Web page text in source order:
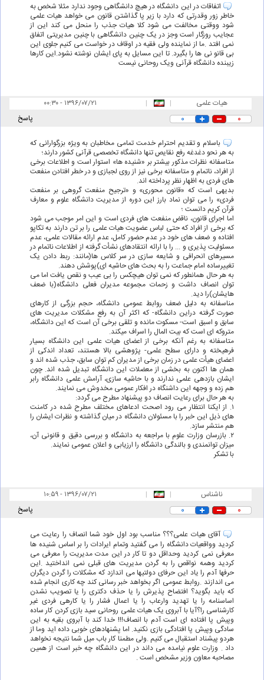
اتفاقات در این دانشگاه در هیچ دانشگاهی وجود ندارد مثلا شخص به
خاطر زور وقدرتی که دارد با زیر پا گذاشتن قانون می خواهد هیات علمی
شود ووقتی مخالفت می شود کلا هیات جذب را منحل می کند این از
عجایب روزگار است وجز در یک چنین دانشگاهی با چنین مدیریتی اتفاق
نمی افتد .ما از نماینده ولی فقیه در اوقاف در خواست می کنیم جلوی این
بی قانو نی ها را بگیرد. تا این مسایل به پای ایشان نوشته نشود.این کارها
زیبنده دانشگاه قرآنی ویک روحانی نیست
هیات علمی |
| ۰۰:۳۰ - ۱۳۹۶/۰۷/۲۱
۰ ۰ پاسخ
باسلام و تقدیم احترام خدمت تمامی مخاطبان به ویژه بزرگوارانی که
به هر نحو دغدغه رفع نقایص تنها دانشگاه تخصصی قرآنی کشور دارند؛
متاسفانه نظرات مذکور بیشتر بر «شنیده ها» استوار است و اطلاعات برخی
از افراد، ناتمام و متاسفانه برخی نیز از روی لجبازی و در خطر افتادن منفعت
های فردی به اظهار نظر پرداخته اند.
بدیهی است که «قانون محوری» و «ترجیح منفعت گروهی بر منفعت
فردی» را می توان نماد بارز این دوره از مدیریت دانشگاه علوم و معارف
قرآن کریم دانست ؛
اما اجرای قانون، ناقض منفعت های فردی است و این امر موجب می شود
که برخی از افراد که حتی لباس عضویت هیات علمی را بر تن دارند به تکاپو
افتاده و ضعف های خود در عدم حضور کامل، عدم ارائه مقالات علمی، عدم
مسئولیت پذیری و ... را با ارائه انتقادهای نشأت گرفته از اطلاعات ناتمام در
مسیرهای انحرافی و شایعه سازی در سر کلاس ها(مانند: ربط دادن یک
تغییرساده امام جماعت را به بحث های حاشیه ای)پوشش دهند.
به هر حال همانطور که نمی توان هیچکس را بی عیب و نقص یافت اما می
توان انصاف داشت و زحمات مجموعه مدیران فعلی دانشگاه(با ضعف
هایشان)را دید.
مناسفانه به دلیل ضعف روابط عمومی دانشگاه، حجم بزرگی از کارهای
صورت گرفته دراین دانشگاه- که اکثر آن به رفع مشکلات مدیریت های
سابق و اسبق است- مسکوت مانده و تلقی برخی آن است که این دانشگاه،
متروکه ای است که بیت المال را اسراف میکند.
متاسفانه به رغم آنکه برخی از اعضای هیات علمی این دانشگاه بسیار
فرهیخته و دارای سطح علمی- پژوهشی بالا هستند، تعداد اندکی از
اعضای هیأت علمی در زمان برخی از مدیران کم توان سابق، جذب شده اند و
همان ها اکنون به بخشی از معضلات این دانشگاه تبدیل شده اند. چون
ایشان بازدهی علمی ندارند و با حاشیه سازی، آرامش علمی دانشگاه رابر
هم زده و وجهه این داشنگاه در افکار عمومی مخدوش می نمایند.
به هر حال برای رعایت انصاف دو پیشنهاد مطرح می گردد:
۱. از ایکنا انتظار می رود اصحت ادعاهای مختلف مطرح شده در کامنت
های ذیل این خبر را با مسئولان دانشگاه در میان گذاشته و نظرات ایشان را
هم منتشر سازد.
۲. بازرسان وزارت علوم با مراجعه به دانشگاه و بررسی دقیق و قانونی آن،
میزان توانمندی و بالندگی دانشگاه را ارزیابی و اعلان عمومی نمایند.
با تشکر
ناشناس |
| ۱۰:۵۹ - ۱۳۹۶/۰۷/۲۱
۰ ۰ پاسخ
آقای هیات علمی؟؟؟ مناسب بود اول خود شما انصاف را رعایت می
کردید وواقعیات دانشگاه را می گفتید وتمام ایرادات را بر اساس شنیده ها
معرفی نمی کردید وحداقل دو تا کار در این مدت مدیریت را معرفی می
کردید وهمه نواقص را به گردن مدیریت های قبلی نمی انداختید .این
حرفها آدم را یاد این حرفای دولتیها می اندازد که مشکلات را گردن دیگران
می اندازند .روابط عمومی اگر بخواهد خبر رسانی کند چه کاری انجام شده
که باید بگوید؟ افتضاح پذیرش را یا حذف دکتری را یا تصویب نشدن
اساسنامه را یا تهدید وارعاب را یا اعمال فشار را یا کارهی فردی غیر
کارشناسی را؟آیا با آبروی یک هیات علمی روحانی سید بازی کردن کار ساده
وپیش پا افتاده ای است آدم با انصاف!!! خدا کند با آبروی بقیه به این
سادگی وپیش پا افتادگی بازی نکنید. اما پشنهادهای خوبی داده اید وما از
هردو پیشناد استقبال می کنیم .ولی مطمنا کار باب میل شما نتیجه نخواهد
داد . وزارت علوم نیامده می داند در این دانشگاه چه خبر است از همین
مصاحبه معاون وزیر مشخص است .